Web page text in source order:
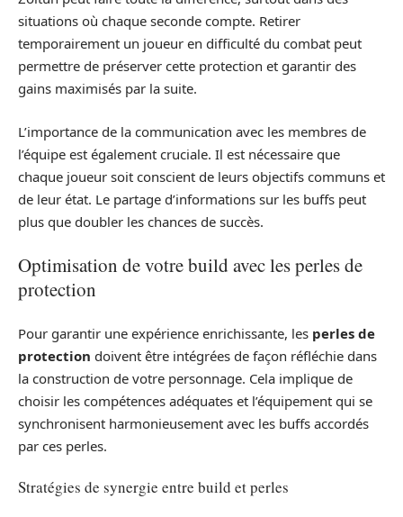
situations où chaque seconde compte. Retirer
temporairement un joueur en difficulté du combat peut
permettre de préserver cette protection et garantir des
gains maximisés par la suite.
L’importance de la communication avec les membres de
l’équipe est également cruciale. Il est nécessaire que
chaque joueur soit conscient de leurs objectifs communs et
de leur état. Le partage d’informations sur les buffs peut
plus que doubler les chances de succès.
Optimisation de votre build avec les perles de
protection
Pour garantir une expérience enrichissante, les perles de
protection doivent être intégrées de façon réfléchie dans
la construction de votre personnage. Cela implique de
choisir les compétences adéquates et l’équipement qui se
synchronisent harmonieusement avec les buffs accordés
par ces perles.
Stratégies de synergie entre build et perles